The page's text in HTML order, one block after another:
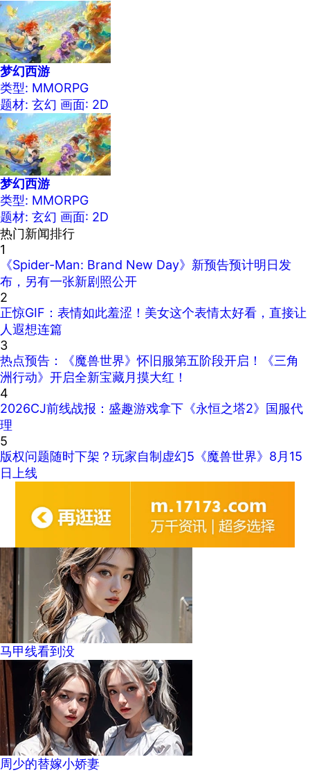
梦幻西游
类型: MMORPG
题材: 玄幻 画面: 2D
梦幻西游
类型: MMORPG
题材: 玄幻 画面: 2D
热门新闻排行
1
《Spider-Man: Brand New Day》新预告预计明日发
布，另有一张新剧照公开
2
正惊GIF：表情如此羞涩！美女这个表情太好看，直接让
人遐想连篇
3
热点预告：《魔兽世界》怀旧服第五阶段开启！《三角
洲行动》开启全新宝藏月摸大红！
4
2026CJ前线战报：盛趣游戏拿下《永恒之塔2》国服代
理
5
版权问题随时下架？玩家自制虚幻5《魔兽世界》8月15
日上线
马甲线看到没
周少的替嫁小娇妻